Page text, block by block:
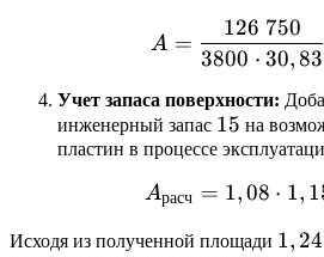
A
A =
3800 ⋅ 30,83
126 750
Учет запаса поверхности:
инженерный запас 15%
15 на
пластин в процессе
Aрасч = 1,08 ⋅ 1,
Исходя из полученной площади 1, 24